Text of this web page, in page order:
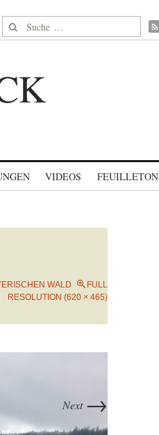
Suche nach:
VIDEOS FEUILLETON
WALD
FULL
RESOLUTION (620 × 465)
Next →